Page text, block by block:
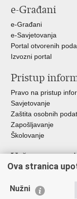
FacebookuTwitteru
e-Građani
e-Građani
e-Savjetovanja
Portal otvorenih
Izvozni portal
Pristup
Pravo na pristup
Savjetovanje
Zaštita osobnih
Zapošljavanje
Školovanje
Važne
Ministarstvo
Udruge
Ova stranica
Nužni